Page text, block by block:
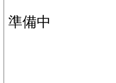
準備中